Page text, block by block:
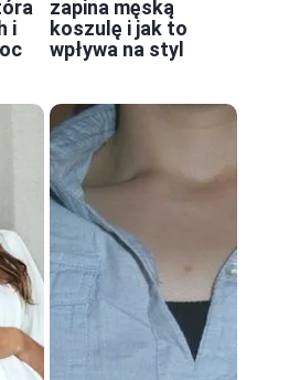
i
zapina męską
koszulę i jak to
wpływa na styl